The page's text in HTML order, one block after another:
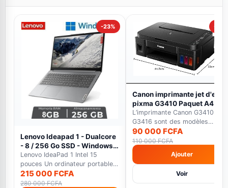
-23%
Lenovo Ideapad 1 - Dualcore
- 8 / 256 Go SSD - Windows
11 - gris - Garantie 12 Mois
Lenovo IdeaPad 1 Intel 15
pouces Un ordinateur portable
polyvalent avec éc...
215 000 FCFA
280 000 FCFA
-18%
Canon imprimante jet
pixma G3410 Paquet A4 -
WiFi -12000 pages en Noir
7000 pages en couleur noir
L’imprimante Canon G3410 et
G3416 sont des modèles
multifonctions qui font...
90 000 FCFA
110 000 FCFA
Ajouter
Voir